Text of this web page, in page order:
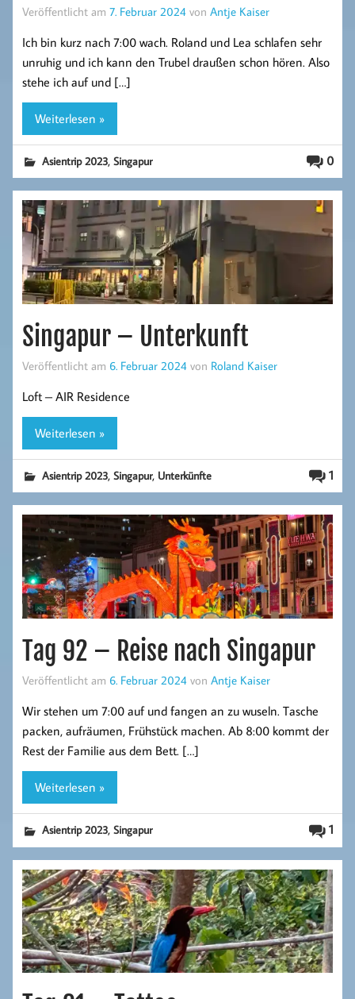
Veröffentlicht am 7. Februar 2024 von Antje Kaiser
Ich bin kurz nach 7:00 wach. Roland und Lea schlafen sehr
unruhig und ich kann den Trubel draußen schon hören. Also
stehe ich auf und […]
Weiterlesen »
0
Asientrip 2023,Singapur
Singapur – Unterkunft
Veröffentlicht am 6. Februar 2024 von Roland Kaiser
Loft – AIR Residence
Weiterlesen »
1
Asientrip 2023,Singapur, Unterkünfte
Tag 92 – Reise nach Singapur
Veröffentlicht am 6. Februar 2024 von Antje Kaiser
Wir stehen um 7:00 auf und fangen an zu wuseln. Tasche
packen, aufräumen, Frühstück machen. Ab 8:00 kommt der
Rest der Familie aus dem Bett. […]
Weiterlesen »
1
Asientrip 2023,Singapur